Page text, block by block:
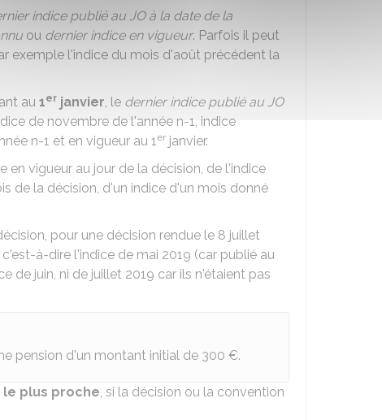
indice publié au JO à la date de la
ou dernier indice en vigueur. Parfois il peut
exemple l'indice du mois d'août précédent la
au 1er janvier, le dernier indice publié au JO
de novembre de l'année n-1, indice
n-1 et en vigueur au 1er janvier.
en vigueur au jour de la décision, de l'indice
de la décision, d'un indice d'un mois donné
pour une décision rendue le 8 juillet
à-dire l'indice de mai 2019 (car publié au
de juin, ni de juillet 2019 car ils n'étaient pas
pension d'un montant initial de 300 €.
plus proche, si la décision ou la convention